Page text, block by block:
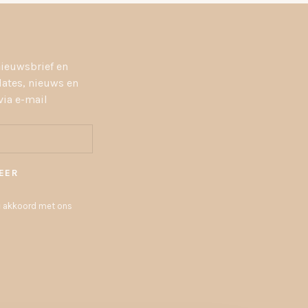
en
nieuws en
e-mail
akkoord met ons